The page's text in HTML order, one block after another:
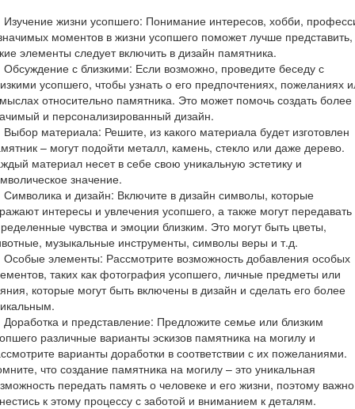
жизни усопшего: Понимание интересов, хобби,
моментов в жизни усопшего поможет лучше представить,
элементы следует включить в дизайн памятника.
с близкими: Если возможно, проведите беседу с
усопшего, чтобы узнать о его предпочтениях, пожеланиях
относительно памятника. Это может помочь создать более
и персонализированный дизайн.
материала: Решите, из какого материала будет изготовлен
– могут подойти металл, камень, стекло или даже дерево.
материал несет в себе свою уникальную эстетику и
значение.
и дизайн: Включите в дизайн символы, которые
интересы и увлечения усопшего, а также могут передавать
чувства и эмоции близким. Это могут быть цветы,
музыкальные инструменты, символы веры и т.д.
элементы: Рассмотрите возможность добавления особых
таких как фотография усопшего, личные предметы или
которые могут быть включены в дизайн и сделать его более
и представление: Предложите семье или близким
различные варианты эскизов памятника на могилу и
варианты доработки в соответствии с их пожеланиями.
что создание памятника на могилу – это уникальная
передать память о человеке и его жизни, поэтому важно
к этому процессу с заботой и вниманием к деталям.